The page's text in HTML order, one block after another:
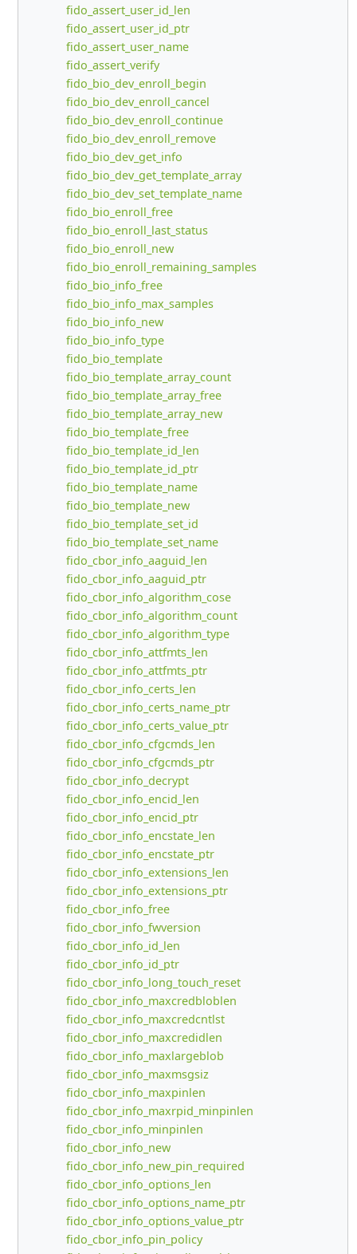
fido_assert_user_id_len
fido_assert_user_id_ptr
fido_assert_user_name
fido_assert_verify
fido_bio_dev_enroll_begin
fido_bio_dev_enroll_cancel
fido_bio_dev_enroll_continue
fido_bio_dev_enroll_remove
fido_bio_dev_get_info
fido_bio_dev_get_template_array
fido_bio_dev_set_template_name
fido_bio_enroll_free
fido_bio_enroll_last_status
fido_bio_enroll_new
fido_bio_enroll_remaining_samples
fido_bio_info_free
fido_bio_info_max_samples
fido_bio_info_new
fido_bio_info_type
fido_bio_template
fido_bio_template_array_count
fido_bio_template_array_free
fido_bio_template_array_new
fido_bio_template_free
fido_bio_template_id_len
fido_bio_template_id_ptr
fido_bio_template_name
fido_bio_template_new
fido_bio_template_set_id
fido_bio_template_set_name
fido_cbor_info_aaguid_len
fido_cbor_info_aaguid_ptr
fido_cbor_info_algorithm_cose
fido_cbor_info_algorithm_count
fido_cbor_info_algorithm_type
fido_cbor_info_attfmts_len
fido_cbor_info_attfmts_ptr
fido_cbor_info_certs_len
fido_cbor_info_certs_name_ptr
fido_cbor_info_certs_value_ptr
fido_cbor_info_cfgcmds_len
fido_cbor_info_cfgcmds_ptr
fido_cbor_info_decrypt
fido_cbor_info_encid_len
fido_cbor_info_encid_ptr
fido_cbor_info_encstate_len
fido_cbor_info_encstate_ptr
fido_cbor_info_extensions_len
fido_cbor_info_extensions_ptr
fido_cbor_info_free
fido_cbor_info_fwversion
fido_cbor_info_id_len
fido_cbor_info_id_ptr
fido_cbor_info_long_touch_reset
fido_cbor_info_maxcredbloblen
fido_cbor_info_maxcredcntlst
fido_cbor_info_maxcredidlen
fido_cbor_info_maxlargeblob
fido_cbor_info_maxmsgsiz
fido_cbor_info_maxpinlen
fido_cbor_info_maxrpid_minpinlen
fido_cbor_info_minpinlen
fido_cbor_info_new
fido_cbor_info_new_pin_required
fido_cbor_info_options_len
fido_cbor_info_options_name_ptr
fido_cbor_info_options_value_ptr
fido_cbor_info_pin_policy